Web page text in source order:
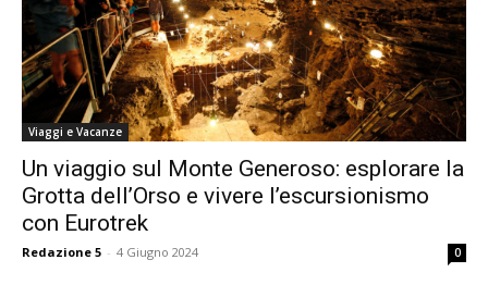
Viaggi e Vacanze
Un viaggio sul Monte Generoso: esplorare la
Grotta dell’Orso e vivere l’escursionismo
con Eurotrek
Redazione 5 - 4 Giugno 2024 0